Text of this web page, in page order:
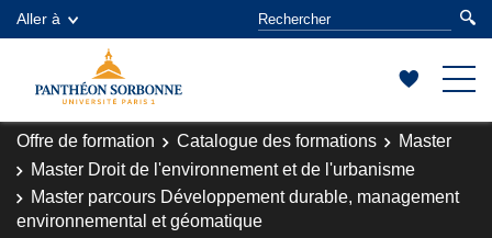
Aller à
Offre de formation Catalogue des formations
Master
Master Droit de l'environnement et de l'urbanisme
Master parcours Développement durable, management
environnemental et géomatique